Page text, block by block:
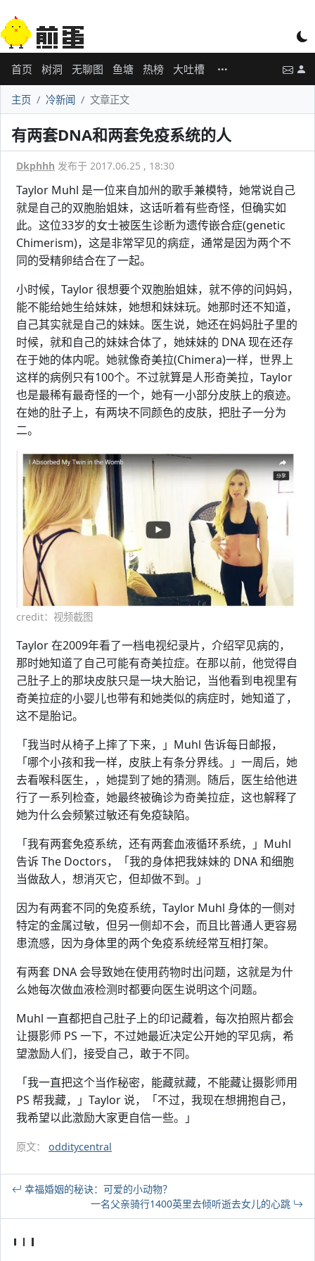
首页 树洞 无聊图 鱼塘 热榜 大吐槽
主页 冷新闻 文章正文
有两套DNA和两套免疫系统的人
Dkphhh 发布于 2017.06.25 , 18:30
Taylor Muhl 是一位来自加州的歌手兼模特，她常说自己
就是自己的双胞胎姐妹，这话听着有些奇怪，但确实如
此。这位33岁的女士被医生诊断为遗传嵌合症(genetic
Chimerism)，这是非常罕见的病症，通常是因为两个不
同的受精卵结合在了一起。
小时候，Taylor 很想要个双胞胎姐妹，就不停的问妈妈，
能不能给她生给妹妹，她想和妹妹玩。她那时还不知道，
自己其实就是自己的妹妹。医生说，她还在妈妈肚子里的
时候，就和自己的妹妹合体了，她妹妹的 DNA 现在还存
在于她的体内呢。她就像奇美拉(Chimera)一样，世界上
这样的病例只有100个。不过就算是人形奇美拉，Taylor
也是最稀有最奇怪的一个，她有一小部分皮肤上的痕迹。
在她的肚子上，有两块不同颜色的皮肤，把肚子一分为
二。
credit：视频截图
Taylor 在2009年看了一档电视纪录片，介绍罕见病的，
那时她知道了自己可能有奇美拉症。在那以前，他觉得自
己肚子上的那块皮肤只是一块大胎记，当他看到电视里有
奇美拉症的小婴儿也带有和她类似的病症时，她知道了，
这不是胎记。
「我当时从椅子上摔了下来，」Muhl 告诉每日邮报，
「哪个小孩和我一样，皮肤上有条分界线。」一周后，她
去看喉科医生，，她提到了她的猜测。随后，医生给他进
行了一系列检查，她最终被确诊为奇美拉症，这也解释了
她为什么会频繁过敏还有免疫缺陷。
「我有两套免疫系统，还有两套血液循环系统，」Muhl
告诉 The Doctors，「我的身体把我妹妹的 DNA 和细胞
当做敌人，想消灭它，但却做不到。」
因为有两套不同的免疫系统，Taylor Muhl 身体的一侧对
特定的金属过敏，但另一侧却不会，而且比普通人更容易
患流感，因为身体里的两个免疫系统经常互相打架。
有两套 DNA 会导致她在使用药物时出问题，这就是为什
么她每次做血液检测时都要向医生说明这个问题。
Muhl 一直都把自己肚子上的印记藏着，每次拍照片都会
让摄影师 PS 一下，不过她最近决定公开她的罕见病，希
望激励人们，接受自己，敢于不同。
「我一直把这个当作秘密，能藏就藏，不能藏让摄影师用
PS 帮我藏，」Taylor 说，「不过，我现在想拥抱自己，
我希望以此激励大家更自信一些。」
原文： odditycentral
幸福婚姻的秘诀：可爱的小动物？
一名父亲骑行1400英里去倾听逝去女儿的心跳